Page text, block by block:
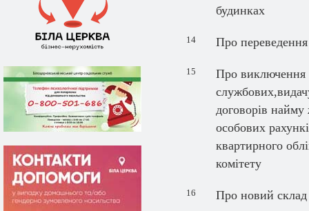
будинках
14 Про
15
Про виключення
договорів
особових
квартирного
комітету
16
Про новий склад